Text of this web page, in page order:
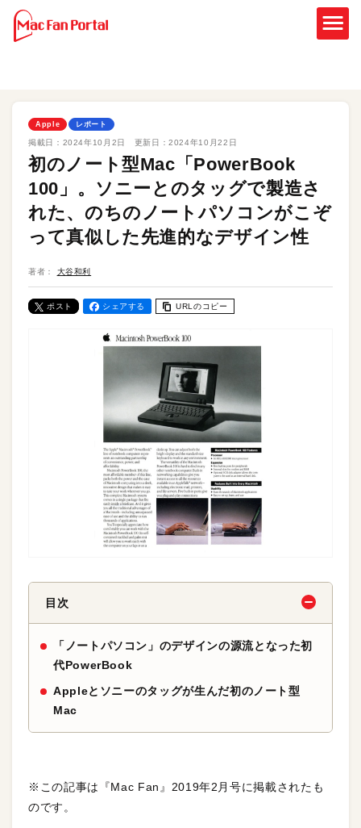
Apple レポート
掲載日： 2024年10月2日 更新日：2024年10月22日
初のノート型Mac「PowerBook
100」。ソニーとのタッグで製造さ
れた、のちのノートパソコンがこぞ
って真似した先進的なデザイン性
著者： 大谷和利
ポスト シェアする URLのコピー
目次
「ノートパソコン」のデザインの源流となった初
代PowerBook
Appleとソニーのタッグが生んだ初のノート型
Mac
※この記事は『Mac Fan』2019年2月号に掲載されたも
のです。